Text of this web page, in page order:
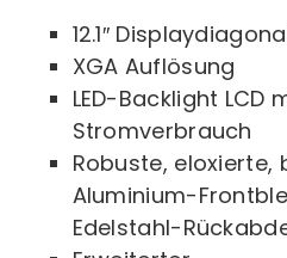
12.1″
XGA Auflösung
LED-Backlight LCD
Stromverbrauch
Robuste, eloxierte,
Aluminium-
Edelstahl-